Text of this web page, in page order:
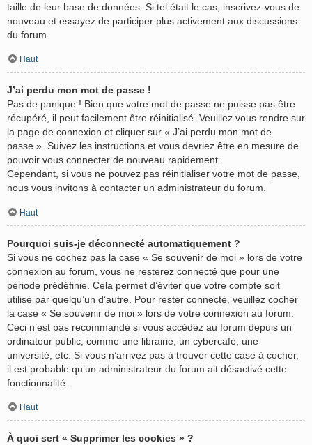
taille de leur base de données. Si tel était le cas, inscrivez-vous de
nouveau et essayez de participer plus activement aux discussions
du forum.
Haut
J’ai perdu mon mot de passe !
Pas de panique ! Bien que votre mot de passe ne puisse pas être
récupéré, il peut facilement être réinitialisé. Veuillez vous rendre sur
la page de connexion et cliquer sur « J’ai perdu mon mot de
passe ». Suivez les instructions et vous devriez être en mesure de
pouvoir vous connecter de nouveau rapidement.
Cependant, si vous ne pouvez pas réinitialiser votre mot de passe,
nous vous invitons à contacter un administrateur du forum.
Haut
Pourquoi suis-je déconnecté automatiquement ?
Si vous ne cochez pas la case « Se souvenir de moi » lors de votre
connexion au forum, vous ne resterez connecté que pour une
période prédéfinie. Cela permet d’éviter que votre compte soit
utilisé par quelqu’un d’autre. Pour rester connecté, veuillez cocher
la case « Se souvenir de moi » lors de votre connexion au forum.
Ceci n’est pas recommandé si vous accédez au forum depuis un
ordinateur public, comme une librairie, un cybercafé, une
université, etc. Si vous n’arrivez pas à trouver cette case à cocher,
il est probable qu’un administrateur du forum ait désactivé cette
fonctionnalité.
Haut
À quoi sert « Supprimer les cookies » ?